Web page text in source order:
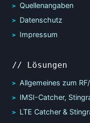
Quellenangaben
Datenschutz
Impressum
// Lösungen
Allgemeines zum
IMSI-Catcher,
LTE Catcher &